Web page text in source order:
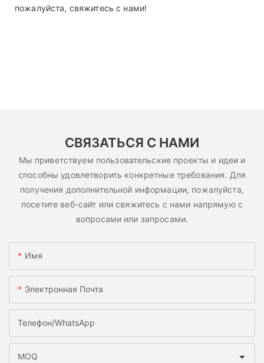
пожалуйста, свяжитесь с нами!
СВЯЗАТЬСЯ С НАМИ
Мы приветствуем пользовательские проекты и идеи и
способны удовлетворить конкретные требования. Для
получения дополнительной информации, пожалуйста,
посетите веб-сайт или свяжитесь с нами напрямую с
вопросами или запросами.
Имя
Электронная Почта
Телефон/WhatsApp
MOQ